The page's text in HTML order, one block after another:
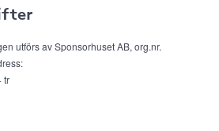
utförs av Sponsorhuset AB, org.nr.
tr